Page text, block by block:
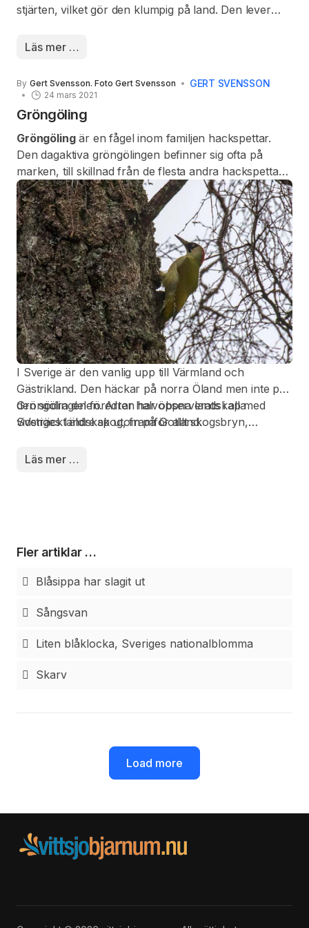
stjärten, vilket gör den klumpig på land. Den lever
Den sväljer även egna fjädrar, förmodligen för att
Läs mer …
By Gert Svensson. Foto Gert Svensson GERT SVENSSON
24 mars 2021
Gröngöling
Gröngölingär en fågel inom familjen hackspettar.
Den dagaktiva gröngölingen befinner sig ofta på
marken, till skillnad från de flesta andra hackspettar
och dess huvudföda är myror som den effektivt
fångar med sin cirka 10 cm långa hullingförsedda
tunga.
I Sverige är den vanlig upp till Värmland och
Gästrikland. Den häckar på norra Öland men inte på
den södra delen. Arten har observerats i alla
Sveriges landskap utom på Gotland.
Gröngölingen föredrar halvöppna landskap med
vidsträckt äldre skog, framför allt skogsbryn,
lundar och stora träd bevuxna trädgårdar.
Läs mer …
Fler artiklar …
Blåsippa har slagit ut
Sångsvan
Liten blåklocka, Sveriges nationalblomma
Skarv
Load more